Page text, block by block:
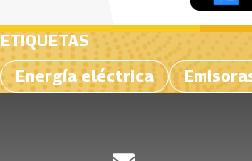
ETIQUETAS
Energía eléctrica